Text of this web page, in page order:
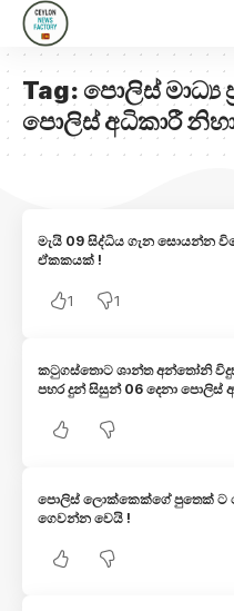
Tag: පොලිස් මාධ්‍ය
පොලිස් අධිකාරී
මැයි 09 සිද්ධිය ගැන සොයන්න
ඒකකයක් !
1 1
කටුගස්තොට ශාන්ත අන්තෝනි
පහර දුන් සිසුන් 06 දෙනා පොලිස්
පොලිස් ලොක්කෙක්ගේ පුතෙක් ට
ගෙවන්න වෙයි !